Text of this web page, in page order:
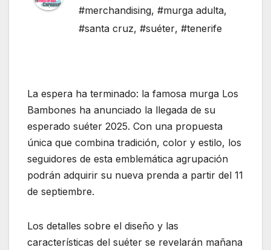
#merchandising, #murga adulta,
#santa cruz, #suéter, #tenerife
La espera ha terminado: la famosa murga Los
Bambones ha anunciado la llegada de su
esperado suéter 2025. Con una propuesta
única que combina tradición, color y estilo, los
seguidores de esta emblemática agrupación
podrán adquirir su nueva prenda a partir del 11
de septiembre.
Los detalles sobre el diseño y las
características del suéter se revelarán mañana